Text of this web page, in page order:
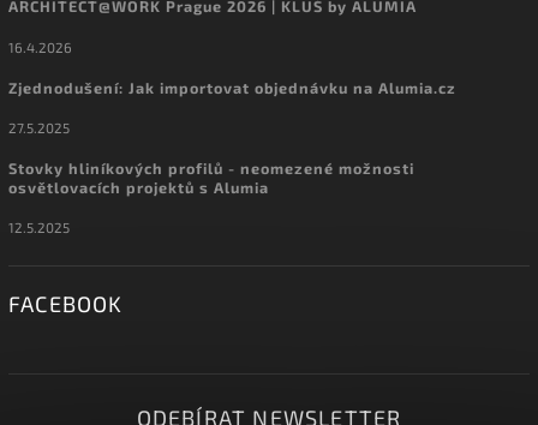
ARCHITECT@WORK Prague 2026 | KLUŚ by ALUMIA
16.4.2026
Zjednodušení: Jak importovat objednávku na Alumia.cz
27.5.2025
Stovky hliníkových profilů - neomezené možnosti
osvětlovacích projektů s Alumia
12.5.2025
FACEBOOK
ODEBÍRAT NEWSLETTER